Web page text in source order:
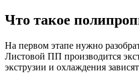
Что такое
На первом этапе нужно
Листовой ПП производится
экструзии и охлаждения